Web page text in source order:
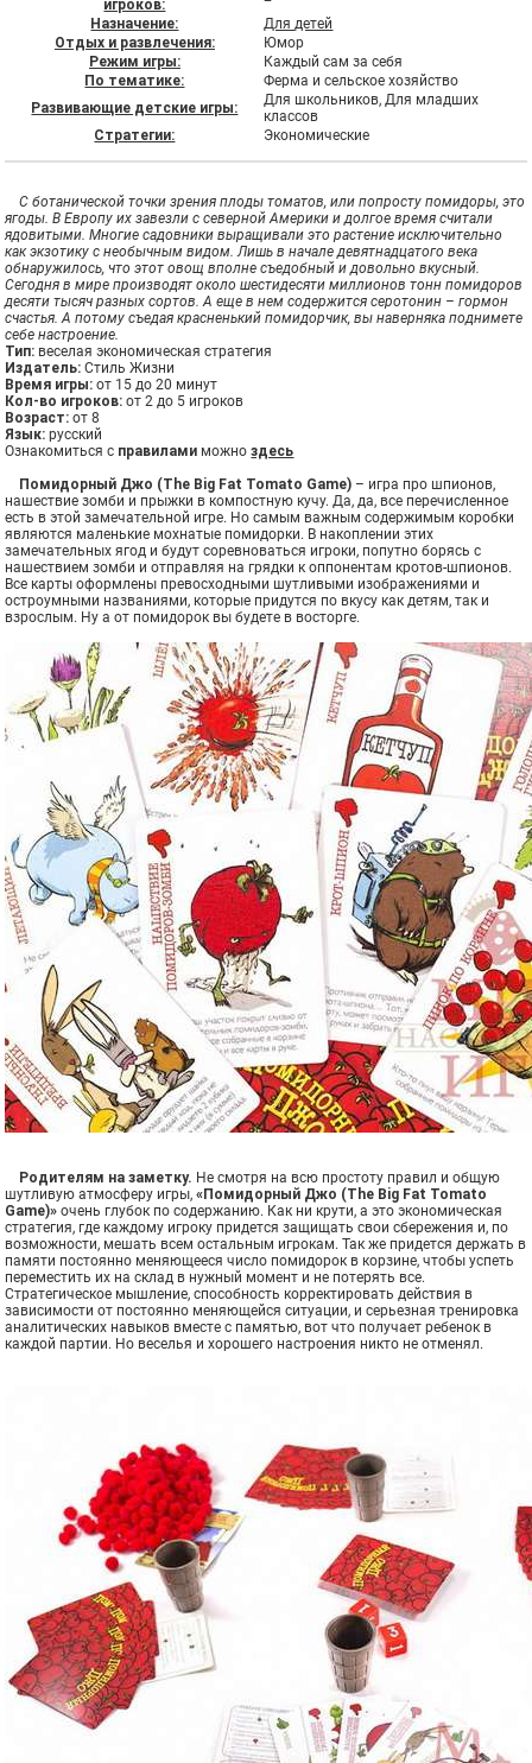
игроков:
Назначение:
Для детей
Отдых и развлечения:
Юмор
Режим игры:
Каждый сам за себя
По тематике:
Ферма и сельское хозяйство
Развивающие детские игры:
Для школьников, Для младших
классов
Стратегии:
Экономические
С ботанической точки зрения плоды томатов, или попросту помидоры, это
ягоды. В Европу их завезли с северной Америки и долгое время считали
ядовитыми. Многие садовники выращивали это растение исключительно
как экзотику с необычным видом. Лишь в начале девятнадцатого века
обнаружилось, что этот овощ вполне съедобный и довольно вкусный.
Сегодня в мире производят около шестидесяти миллионов тонн помидоров
десяти тысяч разных сортов. А еще в нем содержится серотонин – гормон
счастья. А потому съедая красненький помидорчик, вы наверняка поднимете
себе настроение.
Тип: веселая экономическая стратегия
Издатель: Стиль Жизни
Время игры: от 15 до 20 минут
Кол-во игроков: от 2 до 5 игроков
Возраст: от 8
Язык: русский
Ознакомиться с правилами можноздесь
Помидорный Джо (The Big Fat Tomato Game) – игра про шпионов,
нашествие зомби и прыжки в компостную кучу. Да, да, все перечисленное
есть в этой замечательной игре. Но самым важным содержимым коробки
являются маленькие мохнатые помидорки. В накоплении этих
замечательных ягод и будут соревноваться игроки, попутно борясь с
нашествием зомби и отправляя на грядки к оппонентам кротов-шпионов.
Все карты оформлены превосходными шутливыми изображениями и
остроумными названиями, которые придутся по вкусу как детям, так и
взрослым. Ну а от помидорок вы будете в восторге.
Родителям на заметку. Не смотря на всю простоту правил и общую
шутливую атмосферу игры,«Помидорный Джо (The Big Fat Tomato
Game)» очень глубок по содержанию. Как ни крути, а это экономическая
стратегия, где каждому игроку придется защищать свои сбережения и, по
возможности, мешать всем остальным игрокам. Так же придется держать в
памяти постоянно меняющееся число помидорок в корзине, чтобы успеть
переместить их на склад в нужный момент и не потерять все.
Стратегическое мышление, способность корректировать действия в
зависимости от постоянно меняющейся ситуации, и серьезная тренировка
аналитических навыков вместе с памятью, вот что получает ребенок в
каждой партии. Но веселья и хорошего настроения никто не отменял.